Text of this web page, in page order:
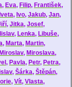
, Eva, Filip, František,
Iveta, Ivo, Jakub, Jan,
, Jitka, Josef,
, Lenka, Libuše,
, Marta, Martin,
Miroslav, Miroslava,
, Pavla, Petr, Petra,
, Šárka, Štěpán,
, Vít, Vlasta,